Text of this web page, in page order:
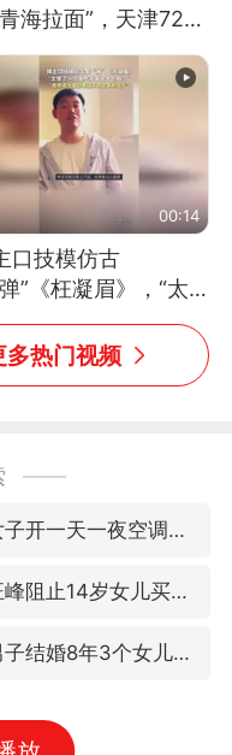
海拉面”，天津72家
已集体更换招牌
00:14
口技模仿古
”《枉凝眉》，“太
～你是吃古筝长大的
”“或将成为首位考级
古筝的选手。”（来
热门视频
女子开一天一夜空调后二氧化碳中毒
汪峰阻止14岁女儿买大牌
男子结婚8年3个女儿均非亲生